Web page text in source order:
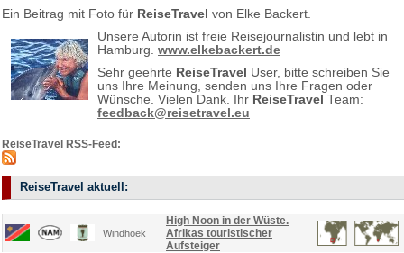
Ein Beitrag mit Foto für ReiseTravel von Elke Backert.
Unsere Autorin ist freie Reisejournalistin und lebt in
Hamburg. www.elkebackert.de
Sehr geehrte ReiseTravel User, bitte schreiben Sie
uns Ihre Meinung, senden uns Ihre Fragen oder
Wünsche. Vielen Dank. Ihr ReiseTravel Team:
feedback@reisetravel.eu
ReiseTravel RSS-Feed:
ReiseTravel aktuell:
Windhoek
High Noon in der Wüste.
Afrikas touristischer
Aufsteiger